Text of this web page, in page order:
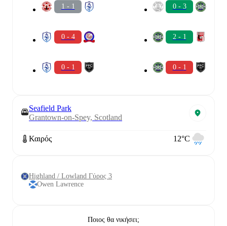
1 - 1
0 - 4
0 - 1
0 - 3
2 - 1
0 - 1
Seafield Park
Grantown-on-Spey, Scotland
Καιρός 12°C
Highland / Lowland Γύρος 3
Owen Lawrence
Ποιος θα νικήσει;